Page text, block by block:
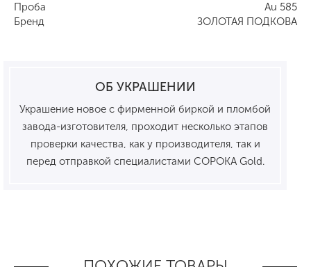
Проба
Au 585
Бренд
ЗОЛОТАЯ ПОДКОВА
ОБ УКРАШЕНИИ
Украшение новое с фирменной биркой и пломбой
завода-изготовителя, проходит несколько этапов
проверки качества, как у производителя, так и
перед отправкой специалистами СОРОКА Gold.